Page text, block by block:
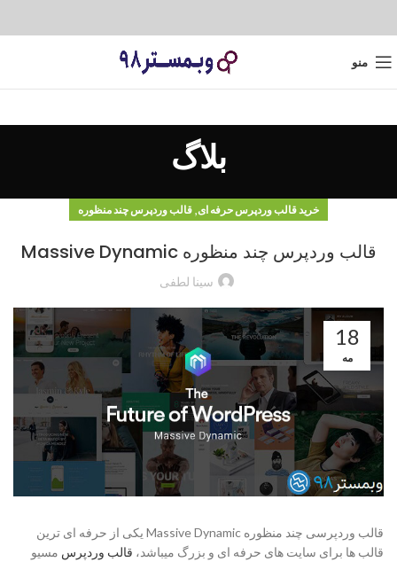
منو
بلاگ
خرید قالب وردپرس حرفه ای, قالب وردپرس چند منظوره
قالب وردپرس چند منظوره Massive Dynamic
سینا لطفی
18
مه
قالب وردپرسی چند منظوره Massive Dynamic یکی از حرفه ای ترین
قالب ها برای سایت های حرفه ای و بزرگ میباشد، قالب وردپرس مسیو